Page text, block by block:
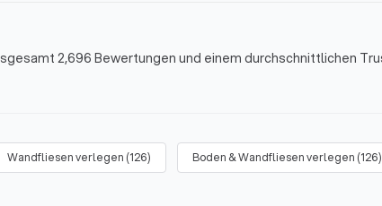
2,696 Bewertungen und einem durchschnittlichen
Wandfliesen verlegen (126) Boden & Wandfliesen verlegen (126)